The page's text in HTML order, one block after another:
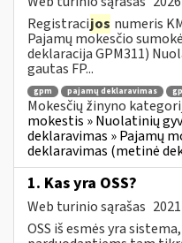
Registracijos numeris
Pajamų mokesčio
deklaracija GPM311)
gautas FP...
gpm pajamų deklaravimas
Mokesčių žinyno
mokestis » Nuolatinių
deklaravimas » Pajamų
deklaravimas (metinė
1. Kas yra OSS?
Web turinio sąrašas
OSS iš esmės yra